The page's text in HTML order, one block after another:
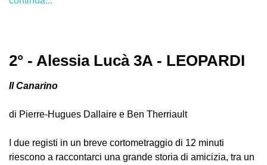
2° - Alessia Lucà 3A - LEOPARDI
Il Canarino
di Pierre-Hugues Dallaire e Ben Therriault
I due registi in un breve cortometraggio di 12 minuti
riescono a raccontarci una grande storia di amicizia, tra un